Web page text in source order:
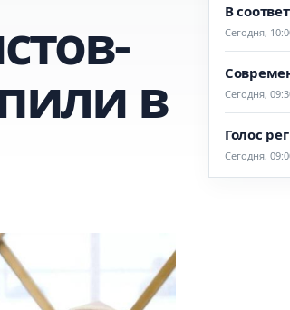
в
В
Сегодня,
Сегодня,
Голос
Сегодня,